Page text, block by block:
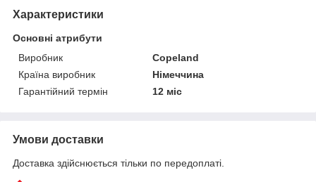
Характеристики
Основні атрибути
Виробник
Copeland
Країна виробник
Німеччина
Гарантійний термін
12 міс
Умови доставки
Доставка здійснюється тільки по передоплаті.